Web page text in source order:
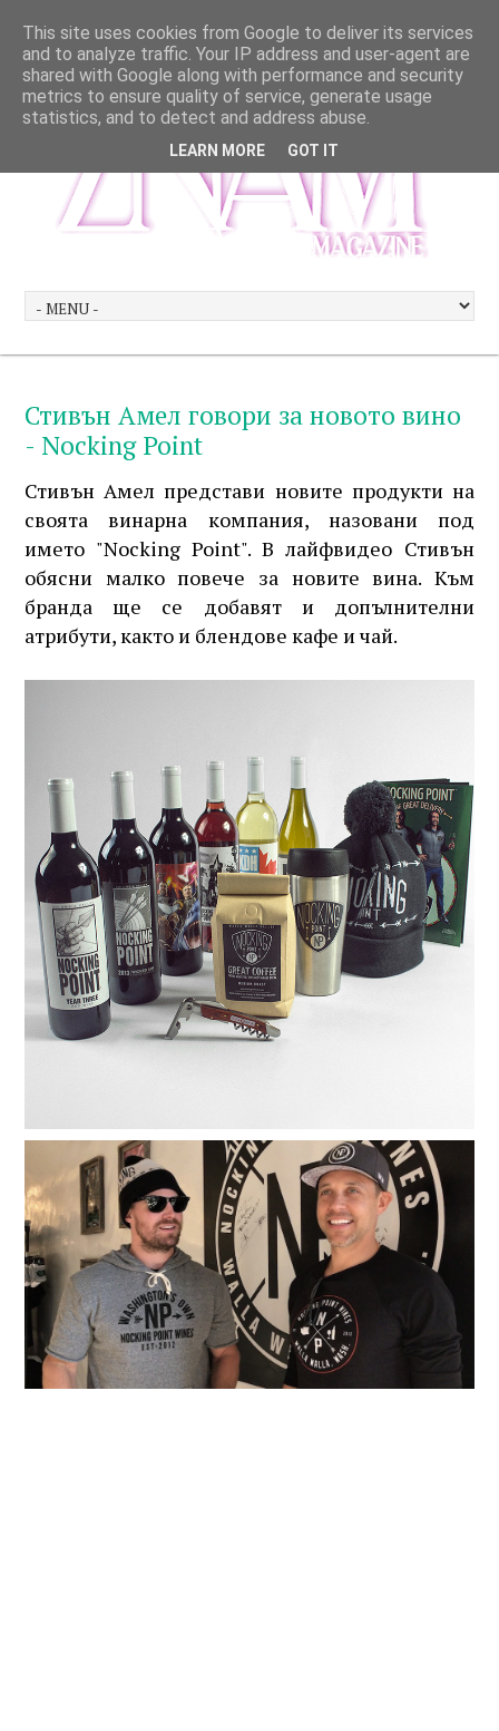
Стивън Амел говори за новото вино
- Nocking Point
Стивън Амел представи новите продукти на
своята винарна компания, назовани под
името "Nocking Point". В лайфвидео Стивън
обясни малко повече за новите вина. Към
бранда ще се добавят и допълнителни
атрибути, както и блендове кафе и чай.
This site uses cookies from Google to deliver its services
and to analyze traffic. Your IP address and user-agent are
shared with Google along with performance and security
metrics to ensure quality of service, generate usage
statistics, and to detect and address abuse.
LEARN MORE GOT IT